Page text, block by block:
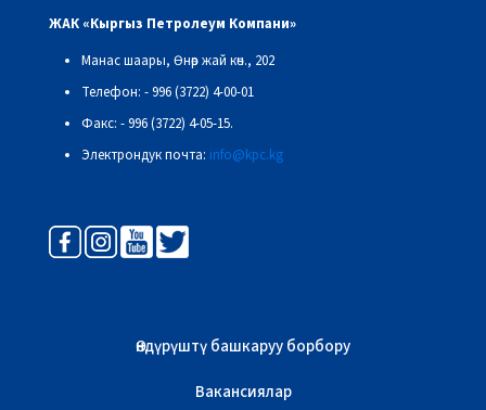
ЖАК «Кыргыз Петролеум Компани»
Манас шаары, Өнөр жай көч., 202
Телефон: - 996 (3722) 4-00-01
Факс: - 996 (3722) 4-05-15.
Электрондук почта: info@kpc.kg
Өндүрүштү башкаруу борбору
Вакансиялар